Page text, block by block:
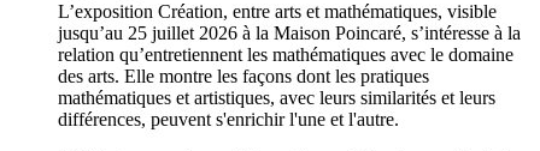
L’exposition Création, entre arts et mathématiques, visible
jusqu’au 25 juillet 2026 à la Maison Poincaré, s’intéresse à la
relation qu’entretiennent les mathématiques avec le domaine
des arts. Elle montre les façons dont les pratiques
mathématiques et artistiques, avec leurs similarités et leurs
différences, peuvent s'enrichir l'une et l'autre.